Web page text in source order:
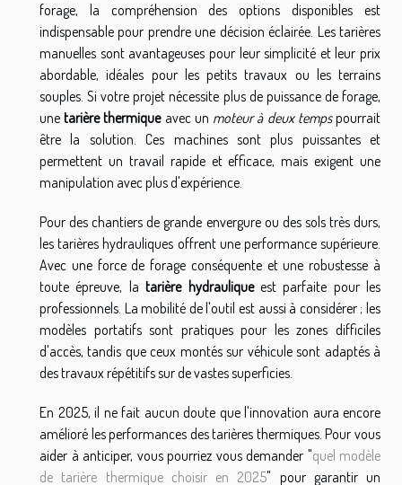
forage, la compréhension des options disponibles est
indispensable pour prendre une décision éclairée. Les tarières
manuelles sont avantageuses pour leur simplicité et leur prix
abordable, idéales pour les petits travaux ou les terrains
souples. Si votre projet nécessite plus de puissance de forage,
unetarière thermiqueavec un moteur à deux tempspourrait
être la solution. Ces machines sont plus puissantes et
permettent un travail rapide et efficace, mais exigent une
manipulation avec plus d'expérience.
Pour des chantiers de grande envergure ou des sols très durs,
les tarières hydrauliques offrent une performance supérieure.
Avec une force de forage conséquente et une robustesse à
toute épreuve, latarière hydrauliqueest parfaite pour les
professionnels. La mobilité de l'outil est aussi à considérer ; les
modèles portatifs sont pratiques pour les zones difficiles
d'accès, tandis que ceux montés sur véhicule sont adaptés à
des travaux répétitifs sur de vastes superficies.
En 2025, il ne fait aucun doute que l'innovation aura encore
amélioré les performances des tarières thermiques. Pour vous
aider à anticiper, vous pourriez vous demander "quel modèle
de tarière thermique choisir en 2025" pour garantir un